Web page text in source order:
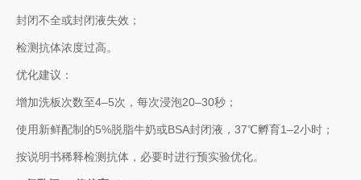
封闭不全或封闭液失效；
检测抗体浓度过高。
优化建议‌：
增加洗板次数至4–5次，每次浸泡20–30秒；
使用新鲜配制的5%脱脂牛奶或BSA封闭液，37℃孵育1–2小时；
按说明书稀释检测抗体，必要时进行预实验优化。